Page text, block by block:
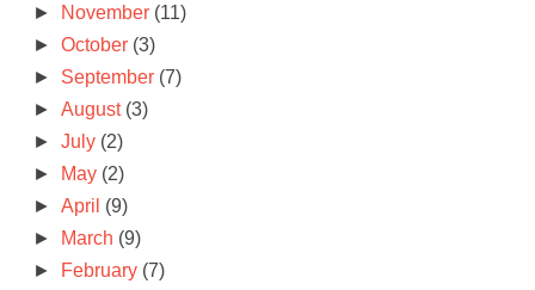
►
November (11)
►October (3)
► September (7)
►August (3)
►July (2)
►
May (2)
►April (9)
►
March (9)
►
February (7)